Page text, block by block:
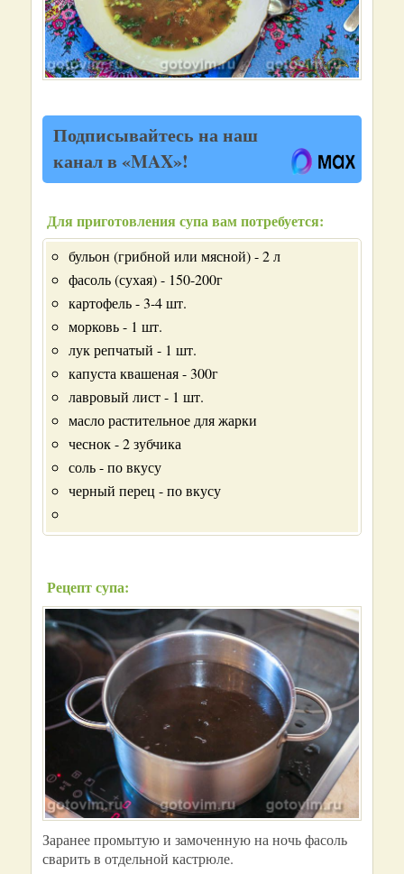
Подписывайтесь на наш
канал в «MAX»!
Для приготовления супа вам потребуется:
бульон (грибной или мясной) - 2 л
фасоль (сухая) - 150-200г
картофель - 3-4 шт.
морковь - 1 шт.
лук репчатый - 1 шт.
капуста квашеная - 300г
лавровый лист - 1 шт.
масло растительное для жарки
чеснок - 2 зубчика
соль - по вкусу
черный перец - по вкусу
Рецепт супа:
Заранее промытую и замоченную на ночь фасоль
сварить в отдельной кастрюле.